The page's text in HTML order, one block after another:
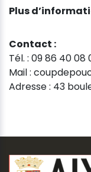
Plus
Contact :
Tél. : 09 86 40 08
Mail :
Adresse : 43